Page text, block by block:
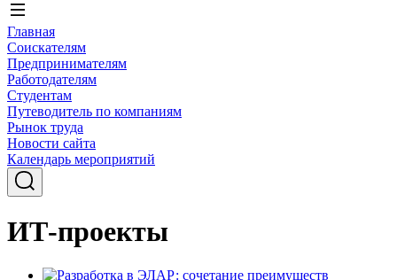
Главная
Соискателям
Предпринимателям
Работодателям
Студентам
Путеводитель по компаниям
Рынок труда
Новости сайта
Календарь мероприятий
ИТ-проекты